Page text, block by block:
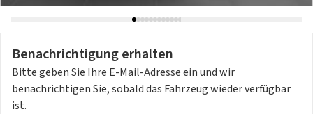
Benachrichtigung erhalten
Bitte geben Sie Ihre E-Mail-Adresse ein und wir
benachrichtigen Sie, sobald das Fahrzeug wieder verfügbar
ist.